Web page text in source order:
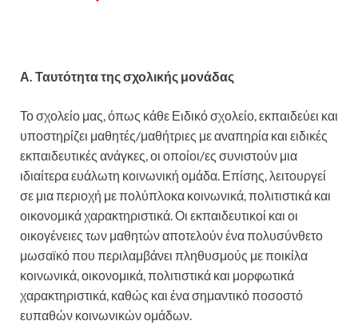
Α. Ταυτότητα της σχολικής μονάδας
Το σχολείο μας, όπως κάθε Ειδικό σχολείο, εκπαιδεύει και
υποστηρίζει μαθητές/μαθήτριες με αναπηρία και ειδικές
εκπαιδευτικές ανάγκες, οι οποίοι/ες συνιστούν μια
ιδιαίτερα ευάλωτη κοινωνική ομάδα. Επίσης, λειτουργεί
σε μια περιοχή με πολύπλοκα κοινωνικά, πολιτιστικά και
οικονομικά χαρακτηριστικά. Οι εκπαιδευτικοί και οι
οικογένειες των μαθητών αποτελούν ένα πολυσύνθετο
μωσαϊκό που περιλαμβάνει πληθυσμούς με ποικίλα
κοινωνικά, οικονομικά, πολιτιστικά και μορφωτικά
χαρακτηριστικά, καθώς και ένα σημαντικό ποσοστό
ευπαθών κοινωνικών ομάδων.